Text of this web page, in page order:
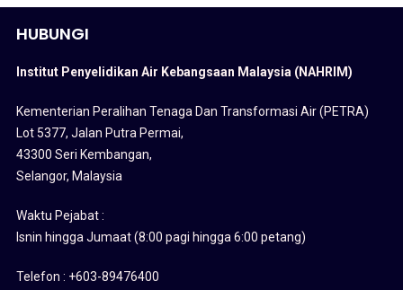
HUBUNGI
Institut Penyelidikan Air Kebangsaan Malaysia (NAHRIM)
Kementerian Peralihan Tenaga Dan Transformasi Air (PETRA)
Lot 5377, Jalan Putra Permai,
43300 Seri Kembangan,
Selangor, Malaysia
Waktu Pejabat :
Isnin hingga Jumaat (8:00 pagi hingga 6:00 petang)
Telefon : +603-89476400